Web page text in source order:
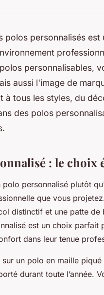
polos personnalisés
personnalisables,
aussi l'image de
à tous les styles, du
des polos
: le choix
polo personnalisé plutôt
que vous
distinctif et une patte
est un choix parfait
dans leur tenue
sur un polo en maille
durant toute l’année.